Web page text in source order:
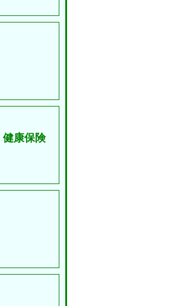
健康保険